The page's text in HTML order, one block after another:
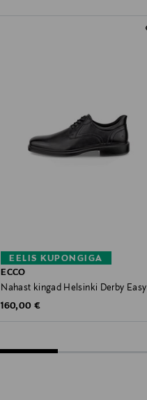
EELIS KUPONGIGA
ECCO
Nahast kingad Helsinki Derby Easy
Original Price
160,00 €